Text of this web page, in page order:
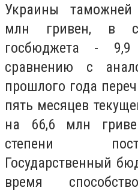
Украины таможней
млн гривен, в
госбюджета -
сравнению с
прошлого года
пять месяцев
на 66,6 млн
степени
Государственный
время